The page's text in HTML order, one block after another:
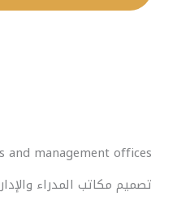
and management offices
تصميم مكاتب المدراء